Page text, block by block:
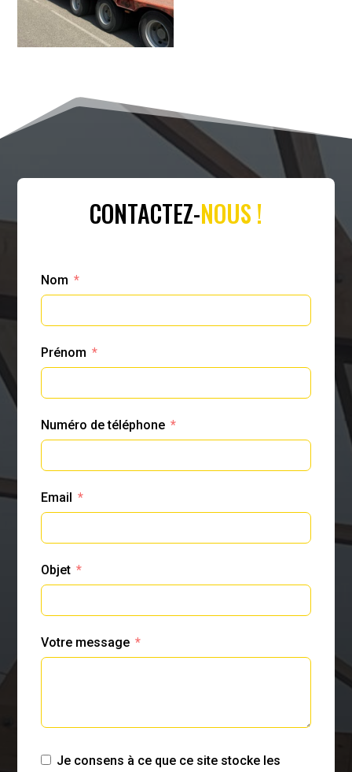
CONTACTEZ-NOUS !
Nom
Prénom
Numéro de téléphone
Email
Objet
Votre message
Je consens à ce que ce site stocke les